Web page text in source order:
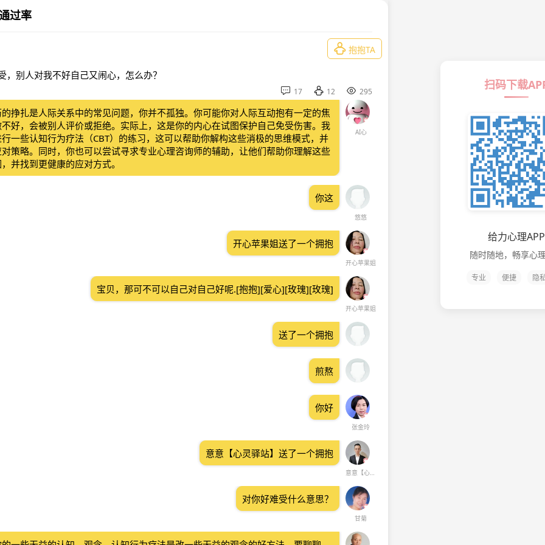
过率
 抱抱TA
别人对我不好自己又闹心，怎么办？
 17  12  295
AI心
挣扎是人际关系中的常见问题，你并不孤独。你可能你对人际互动抱有一定的焦
好，会被别人评价或拒绝。实际上，这是你的内心在试图保护自己免受伤害。我
一些认知行为疗法（CBT）的练习，这可以帮助你解构这些消极的思维模式，并
策略。同时，你也可以尝试寻求专业心理咨询师的辅助，让他们帮助你理解这些
并找到更健康的应对方式。
悠悠
你这
开心苹果姐
开心苹果姐送了一个拥抱
开心苹果姐
宝贝，那可不可以自己对自己好呢.[抱抱][爱心][玫瑰][玫瑰]
送了一个拥抱
煎熬
张金玲
你好
意意【心灵驿站】
意意【心灵驿站】送了一个拥抱
甘菊
对你好难受什么意思？
扫码下载
给力心理APP
随时随地，畅享心
专业 便捷 隐